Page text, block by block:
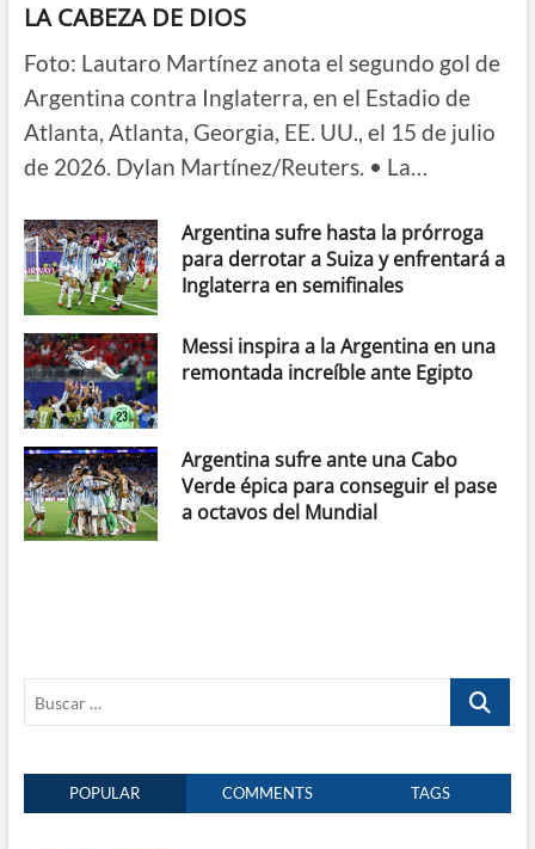
LA CABEZA DE DIOS
Foto: Lautaro Martínez anota el segundo gol de
Argentina contra Inglaterra, en el Estadio de
Atlanta, Atlanta, Georgia, EE. UU., el 15 de julio
de 2026. Dylan Martínez/Reuters. • La…
Argentina sufre hasta la prórroga
para derrotar a Suiza y enfrentará a
Inglaterra en semifinales
Messi inspira a la Argentina en una
remontada increíble ante Egipto
Argentina sufre ante una Cabo
Verde épica para conseguir el pase
a octavos del Mundial
Buscar
POPULAR COMMENTS TAGS